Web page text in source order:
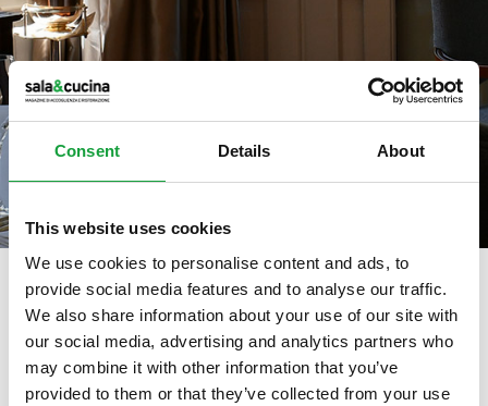
Consent Details About
This website uses cookies
We use cookies to personalise content and ads, to
provide social media features and to analyse our traffic.
We also share information about your use of our site with
our social media, advertising and analytics partners who
may combine it with other information that you’ve
provided to them or that they’ve collected from your use
tag directory > scacco matto agli orti
Scacco Matto agli orti